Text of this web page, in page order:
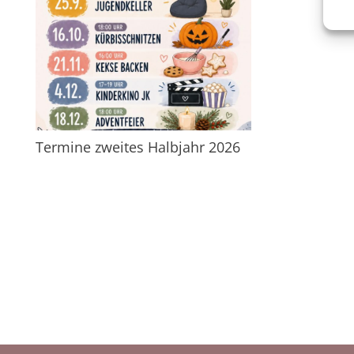
Termine zweites Halbjahr 2026